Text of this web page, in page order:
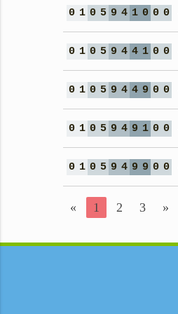
0 1 0 5 9 4 1 0 0 0
0 1 0 5 9 4 4 1 0 0
0 1 0 5 9 4 4 9 0 0
0 1 0 5 9 4 9 1 0 0
0 1 0 5 9 4 9 9 0 0
« 1 2 3 »